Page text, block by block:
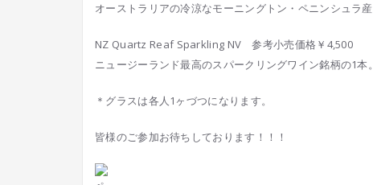
オーストラリアの冷涼なモーニングトン・ペニンシュラ産
NZ Quartz Reaf Sparkling NV 参考小売価格￥4,500
ニュージーランド最高のスパークリングワイン銘柄の1本。
＊グラスは各人1ヶづつになります。
皆様のご参加お待ちしております！！！